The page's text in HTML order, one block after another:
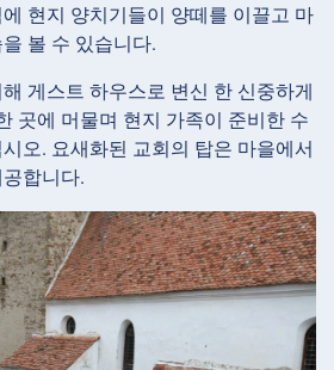
현지 양치기들이 양떼를 이끌고 마
볼 수 있습니다.
게스트 하우스로 변신 한 신중하게
곳에 머물며 현지 가족이 준비한 수
오. 요새화된 교회의 탑은 마을에서
합니다.